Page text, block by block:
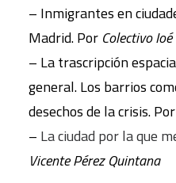
– Inmigrantes en
Madrid. Por Colectivo Ioé
– La trascripción
general. Los barrios
desechos de la crisis. Por
– La ciudad por la que
Vicente Pérez Quintana